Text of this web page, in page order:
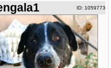
ID: 1059773